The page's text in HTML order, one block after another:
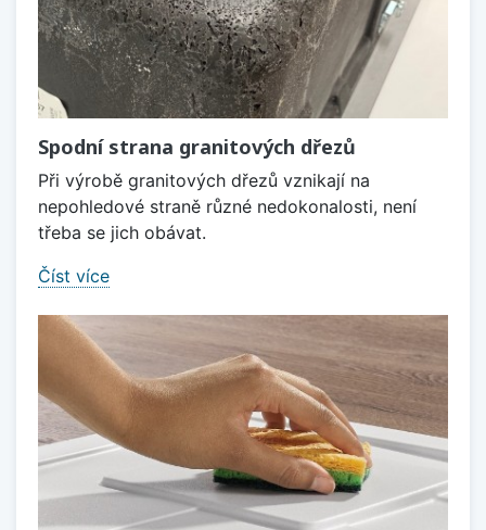
Spodní strana granitových dřezů
Při výrobě granitových dřezů vznikají na
nepohledové straně různé nedokonalosti, není
třeba se jich obávat.
Číst více